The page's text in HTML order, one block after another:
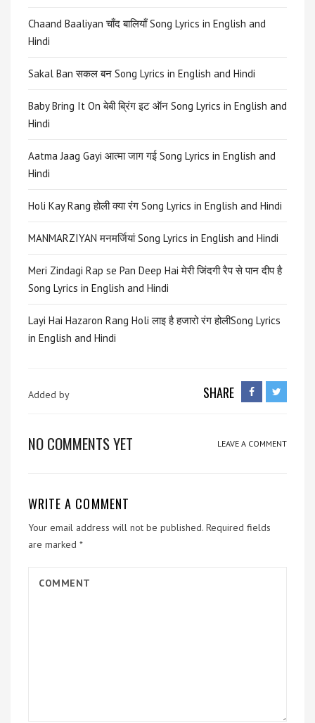
Chaand Baaliyan चाँद बालियाँ Song Lyrics in English and
Hindi
Sakal Ban सकल बन Song Lyrics in English and Hindi
Baby Bring It On बेबी ब्रिंग इट ऑन Song Lyrics in English and
Hindi
Aatma Jaag Gayi आत्मा जाग गई Song Lyrics in English and
Hindi
Holi Kay Rang होली क्या रंग Song Lyrics in English and Hindi
MANMARZIYAN मनमर्जियां Song Lyrics in English and Hindi
Meri Zindagi Rap se Pan Deep Hai मेरी जिंदगी रैप से पान दीप है
Song Lyrics in English and Hindi
Layi Hai Hazaron Rang Holi लाइ है हजारो रंग होलीSong Lyrics
in English and Hindi
Added by SHARE
NO COMMENTS YET LEAVE A COMMENT
WRITE A COMMENT
Your email address will not be published. Required fields
are marked *